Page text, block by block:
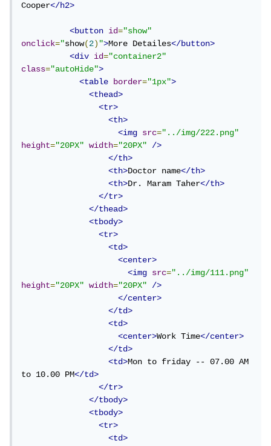
Cooper</h2>
<button id="show"
onclick="show(2)">More Detailes</button>
<div
id="container2"
class="autoHide">
<table
border="1px">
<thead>
<tr>
<th>
<img
src="../img/222.png"
height="20PX" width="20PX"
/>
</th>
<th>Doctor name</th>
<th>Dr. Maram Taher</th>
</tr>
</thead>
<tbody>
<tr>
<td>
<center>
<img
src="../img/111.png"
height="20PX" width="20PX"
/>
</center>
</td>
<td>
<center>Work Time</center>
</td>
<td>Mon to friday -- 07.00 AM
to 10.00 PM</td>
</tr>
</tbody>
<tbody>
<tr>
<td>